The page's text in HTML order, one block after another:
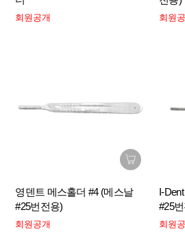
회원공개 회원
영덴트 메스홀더 #4 (메스날
#25번전용)
회원공개
I-
#25
회원